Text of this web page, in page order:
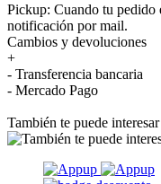
Pickup: Cuando tu pedido
notificación por mail.
Cambios y devoluciones
+
- Transferencia bancaria
- Mercado Pago
También te puede interesar